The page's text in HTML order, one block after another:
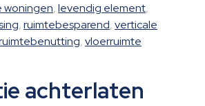
woningen,levendig element,
,ruimtebesparend,verticale
,vloerruimte
achterlaten